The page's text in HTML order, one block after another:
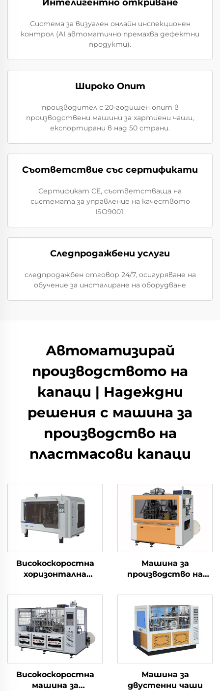
Интелигентно откриване
Система за визуален онлайн инспекционен
контрол (AI автоматично премахва дефектни
продукти).
Широко Опит
производител с 20-годишен опит в
производствени машини за хартиени чаши,
експортирани в над 50 страни.
Съответствие със сертификати
Сертификат CE, съответстваща на
системата за управление на качеството
ISO9001.
Следпродажбени услуги
следпродажбен отговор 24/7, осигуряване на
обучение за инсталиране на оборудване
Автоматизирай
производството на
капаци | Надеждни
решения с машина за
производство на
пластмасови капаци
Високоскоростна
хоризонтална
производство на
хартиени чаши 3 в 1
Машина за
производство на
Високоскоростна
машина за
Машина за
двустенни чаши